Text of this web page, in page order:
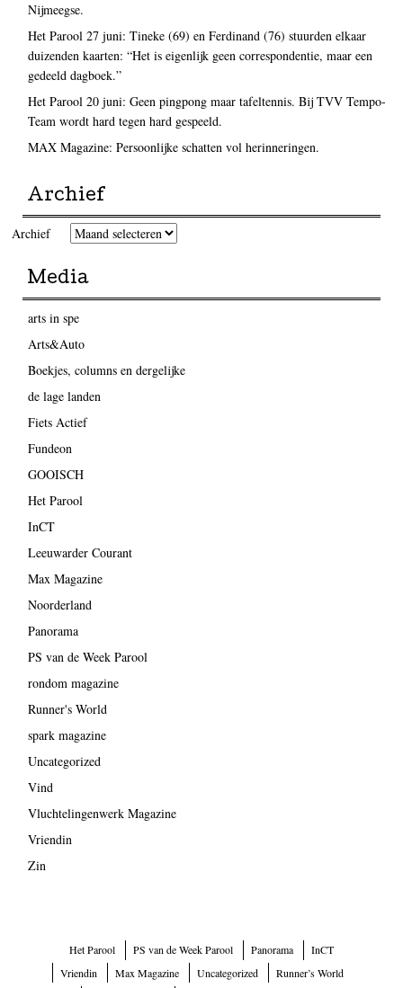
Nijmeegse.
Het Parool 27 juni: Tineke (69) en Ferdinand (76) stuurden elkaar
duizenden kaarten: “Het is eigenlijk geen correspondentie, maar een
gedeeld dagboek.”
Het Parool 20 juni: Geen pingpong maar tafeltennis. Bij TVV Tempo-
Team wordt hard tegen hard gespeeld.
MAX Magazine: Persoonlijke schatten vol herinneringen.
Archief
Archief
Media
arts in spe
Arts&Auto
Boekjes, columns en dergelijke
de lage landen
Fiets Actief
Fundeon
GOOISCH
Het Parool
InCT
Leeuwarder Courant
Max Magazine
Noorderland
Panorama
PS van de Week Parool
rondom magazine
Runner's World
spark magazine
Uncategorized
Vind
Vluchtelingenwerk Magazine
Vriendin
Zin
Het Parool PS van de Week Parool Panorama
InCT
Vriendin
Max Magazine Uncategorized Runner’s World